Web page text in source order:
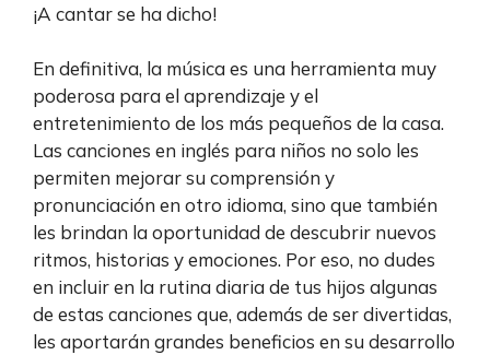
¡A cantar se ha dicho!
En definitiva, la música es una herramienta muy
poderosa para el aprendizaje y el
entretenimiento de los más pequeños de la casa.
Las canciones en inglés para niños no solo les
permiten mejorar su comprensión y
pronunciación en otro idioma, sino que también
les brindan la oportunidad de descubrir nuevos
ritmos, historias y emociones. Por eso, no dudes
en incluir en la rutina diaria de tus hijos algunas
de estas canciones que, además de ser divertidas,
les aportarán grandes beneficios en su desarrollo